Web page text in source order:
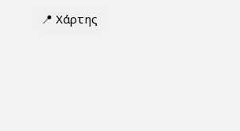
📍 Χάρτης